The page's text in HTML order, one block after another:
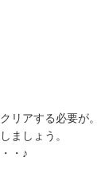
リアする必要が。
ましょう。
・♪